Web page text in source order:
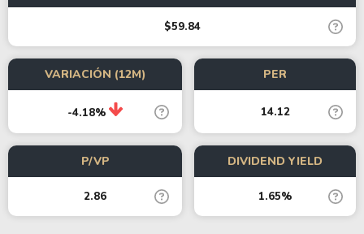
$59.84
VARIACIÓN (12M)
-4.18%
PER
14.12
P/VP
2.86
DIVIDEND YIELD
1.65%